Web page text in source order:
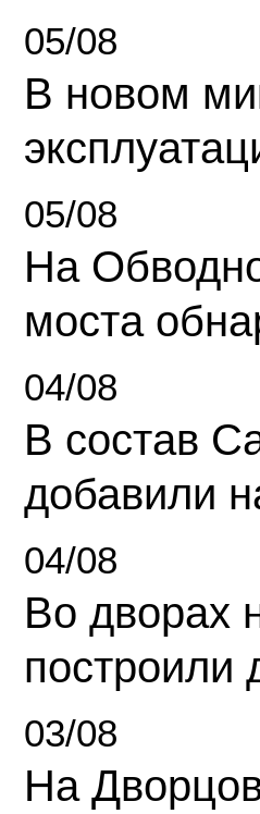
05/08
В новом
05/08
На
моста
04/08
В состав
добавили
04/08
Во дворах
построили
03/08
На